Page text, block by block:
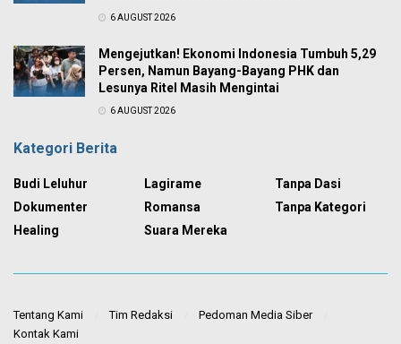
6 AUGUST 2026
Mengejutkan! Ekonomi Indonesia Tumbuh 5,29
Persen, Namun Bayang-Bayang PHK dan
Lesunya Ritel Masih Mengintai
6 AUGUST 2026
Kategori Berita
Budi Leluhur
Dokumenter
Healing
Lagirame
Romansa
Suara Mereka
Tanpa Dasi
Tanpa Kategori
Tentang Kami Tim Redaksi
Pedoman Media Siber
Kontak Kami